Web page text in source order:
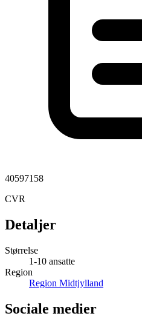
40597158
CVR
Detaljer
Størrelse
1-10 ansatte
Region
Region Midtjylland
Sociale medier